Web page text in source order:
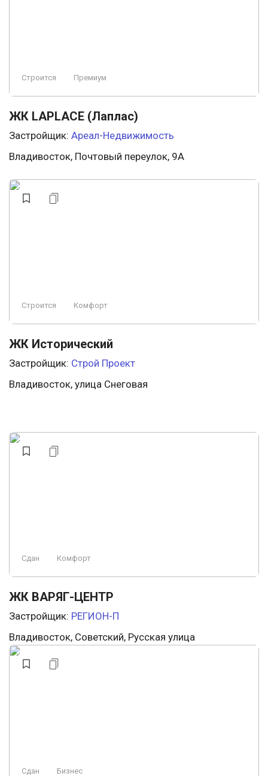
Строится Премиум
ЖК LAPLACE (Лаплас)
Застройщик: Ареал-Недвижимость
Владивосток, Почтовый переулок, 9А
Строится Комфорт
ЖК Исторический
Застройщик: Строй Проект
Владивосток, улица Снеговая
Сдан Комфорт
ЖК ВАРЯГ-ЦЕНТР
Застройщик: РЕГИОН-П
Владивосток, Советский, Русская улица
Сдан Бизнес